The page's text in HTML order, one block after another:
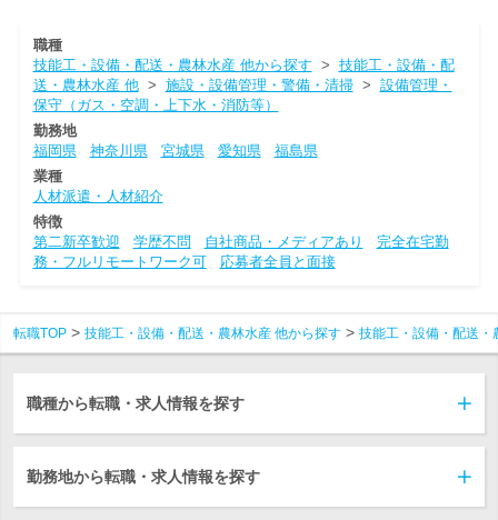
職種
技能工・設備・配送・農林水産 他から探す > 技能工・設備・配
送・農林水産 他> 施設・設備管理・警備・清掃> 設備管理・
保守（ガス・空調・上下水・消防等）
勤務地
福岡県
神奈川県 宮城県 愛知県
福島県
業種
人材派遣・人材紹介
特徴
第二新卒歓迎
学歴不問 自社商品・メディアあり
完全在宅勤
務・フルリモートワーク可
応募者全員と面接
転職TOP 技能工・設備・配送・農林水産 他から探す 技能工・設備・配送・
職種から転職・求人情報を探す
勤務地から転職・求人情報を探す